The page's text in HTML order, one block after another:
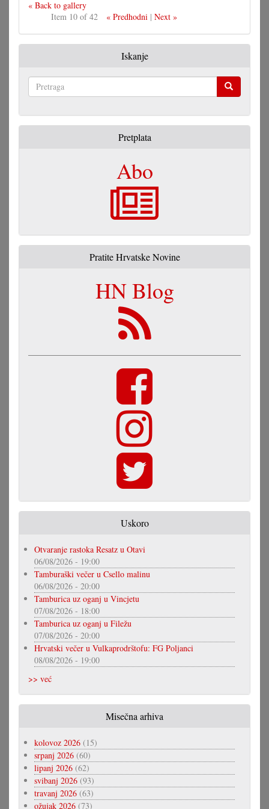
« Back to gallery
Item 10 of 42
« Predhodni| Next »
Iskanje
Pretplata
Abo
Pratite Hrvatske Novine
HN Blog
Uskoro
Otvaranje rastoka Resatz u Otavi
06/08/2026 - 19:00
Tamburaški večer u Csello malinu
06/08/2026 - 20:00
Tamburica uz oganj u Vincjetu
07/08/2026 - 18:00
Tamburica uz oganj u Filežu
07/08/2026 - 20:00
Hrvatski večer u Vulkaprodrštofu: FG Poljanci
08/08/2026 - 19:00
>> već
Misečna arhiva
kolovoz 2026 (15)
srpanj 2026 (60)
lipanj 2026 (62)
svibanj 2026 (93)
travanj 2026 (63)
ožujak 2026 (73)